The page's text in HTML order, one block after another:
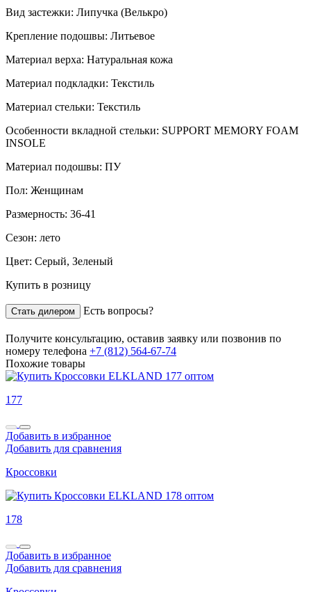
Вид застежки: Липучка (Велькро)
Крепление подошвы: Литьевое
Материал верха: Натуральная кожа
Материал подкладки: Текстиль
Материал стельки: Текстиль
Особенности вкладной стельки: SUPPORT MEMORY FOAM
INSOLE
Материал подошвы: ПУ
Пол: Женщинам
Размерность: 36-41
Сезон: лето
Цвет: Серый, Зеленый
Купить в розницу
Стать дилером Есть вопросы?
Получите консультацию, оставив заявку или позвонив по
номеру телефона +7 (812) 564-67-74
Похожие товары
177
Добавить в избранное
Добавить для сравнения
Кроссовки
178
Добавить в избранное
Добавить для сравнения